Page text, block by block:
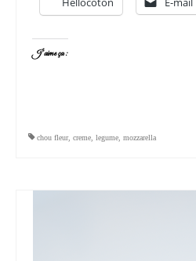
J’aime ça :
chou fleur, creme legume mozzarella